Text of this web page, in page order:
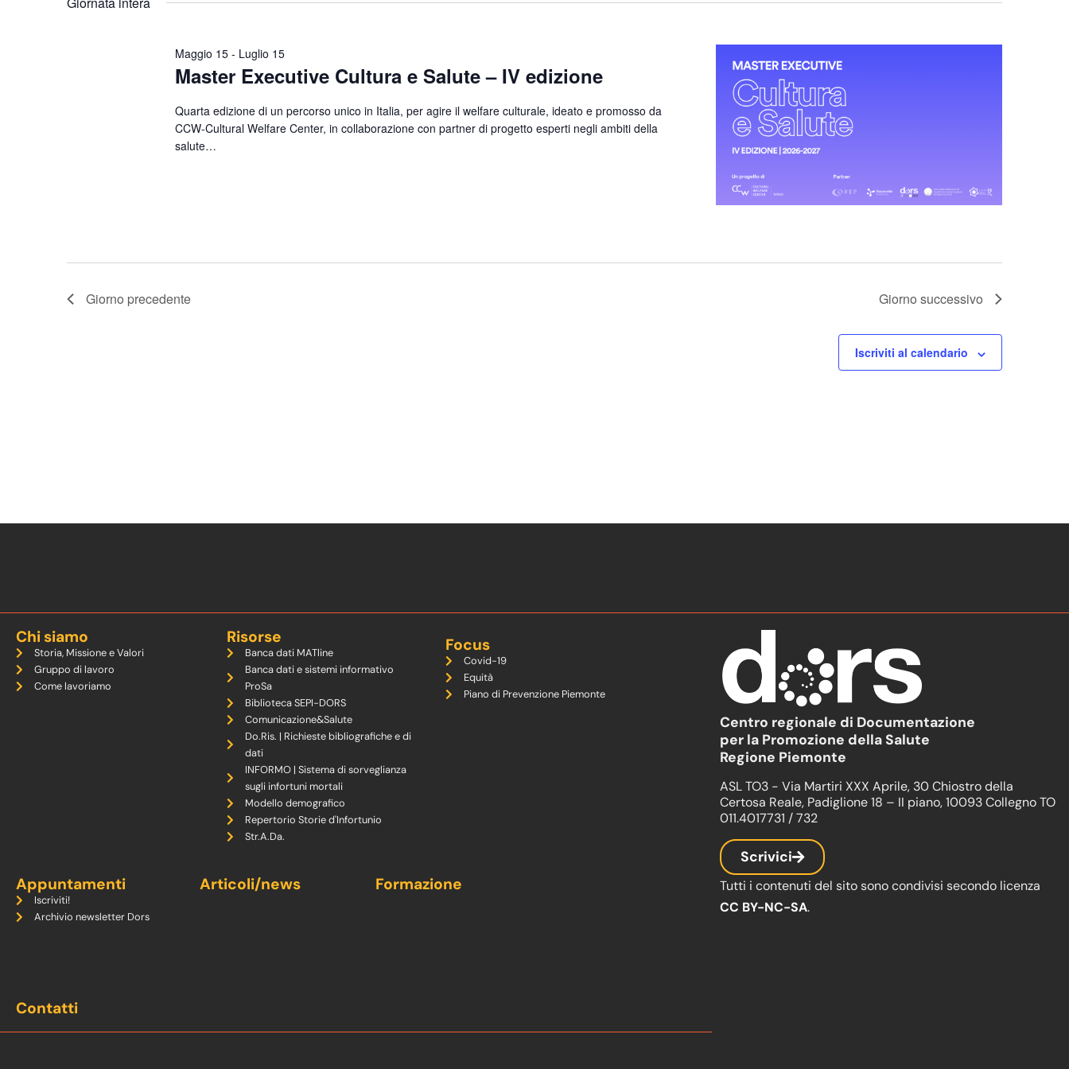
Parola
Master Executive Cultura e Salute – IV edizione
Maggio 15- Luglio 15
Quarta edizione di un percorso unico in Italia, per agire il welfare culturale, ideato e promosso da
CCW-Cultural Welfare Center, in collaborazione con partner di progetto esperti negli ambiti della
salute…
Giorno precedente Giorno successivo
Iscriviti al calendario
Chi siamo
Storia, Missione e Valori
Gruppo di lavoro
Come lavoriamo
Risorse
Banca dati MATline
Banca dati e sistemi informativo
ProSa
Biblioteca SEPI-DORS
Comunicazione&Salute
Do.Ris. | Richieste bibliografiche e di
dati
INFORMO | Sistema di sorveglianza
sugli infortuni mortali
Modello demografico
Repertorio Storie d'Infortunio
Str.A.Da.
Focus
Covid-19
Equità
Piano di Prevenzione Piemonte
Appuntamenti
Iscriviti!
Archivio newsletter Dors
Articoli/news Formazione
Contatti
Centro regionale di Documentazione
per la Promozione della Salute
Regione Piemonte
ASL TO3 - Via Martiri XXX Aprile, 30 Chiostro della
Certosa Reale, Padiglione 18 – II piano, 10093 Collegno TO
011.4017731 / 732
Scrivici
Tutti i contenuti del sito sono condivisi secondo licenza
CC BY-NC-SA.